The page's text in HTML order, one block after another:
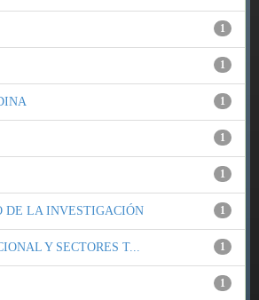
1
1
1
1
1
1
DE LA INVESTIGACIÓN
1
Y SECTORES T...
1